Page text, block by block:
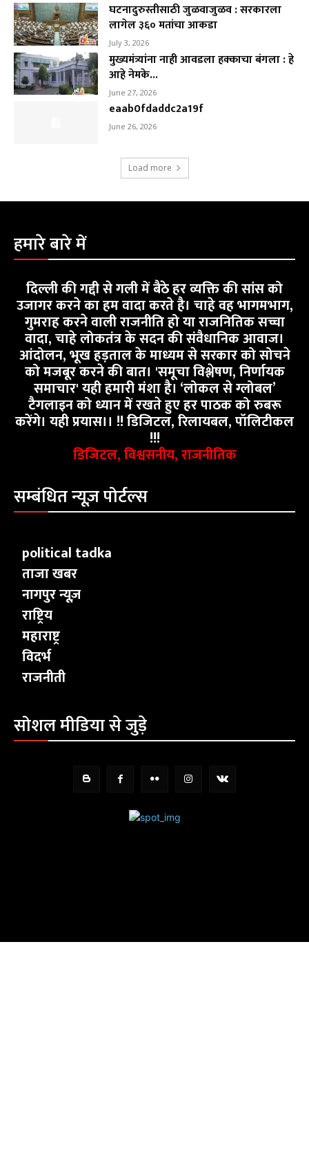
घटनादुरुस्तीसाठी जुळवाजुळव : सरकारला
लागेल ३६० मतांचा आकडा
July 3, 2026
मुख्यमंत्र्यांना नाही आवडला हक्काचा बंगला : हे
आहे नेमके...
June 27, 2026
eaab0fdaddc2a19f
June 26, 2026
Load more
हमारे बारे में
दिल्ली की गद्दी से गली में बैठे हर व्यक्ति की सांस को
उजागर करने का हम वादा करते है। चाहे वह भागमभाग,
गुमराह करने वाली राजनीति हो या राजनितिक सच्चा
वादा, चाहे लोकतंत्र के सदन की संवैधानिक आवाज।
आंदोलन, भूख हड़ताल के माध्यम से सरकार को सोचने
को मजबूर करने की बात। 'समूचा विश्लेषण, निर्णायक
समाचार' यही हमारी मंशा है। ‘लोकल से ग्लोबल’
टैगलाइन को ध्यान में रखते हुए हर पाठक को रुबरू
करेंगे। यही प्रयास।। !! डिजिटल, रिलायबल, पॉलिटीकल
!!!
डिजिटल, विश्वसनीय, राजनीतिक
सम्बंधित न्यूज़ पोर्टल्स
political tadka
ताजा खबर
नागपुर न्यूज़
राष्ट्रिय
महाराष्ट्र
विदर्भ
राजनीती
सोशल मीडिया से जुड़े